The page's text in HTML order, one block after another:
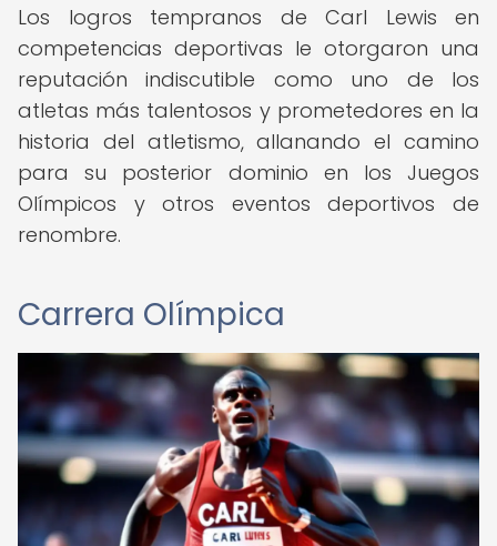
Los logros tempranos de Carl Lewis en
competencias deportivas le otorgaron una
reputación indiscutible como uno de los
atletas más talentosos y prometedores en la
historia del atletismo, allanando el camino
para su posterior dominio en los Juegos
Olímpicos y otros eventos deportivos de
renombre.
Carrera Olímpica